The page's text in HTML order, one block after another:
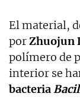
El material,
porZhuojun
polímero de
interior se
bacteria